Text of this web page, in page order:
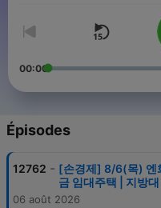
00:00
Épisodes
12762 - [손경제] 8/6(목) 엔
금 임대주택 | 지방
06 août 2026